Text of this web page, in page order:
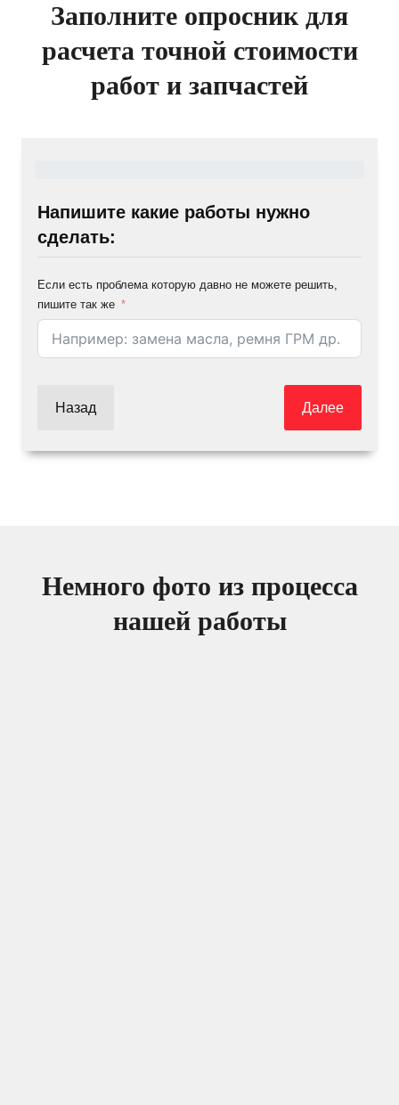
Заполните опросник для
расчета точной стоимости
работ и запчастей
Напишите какие работы нужно
сделать:
Если есть проблема которую давно не можете решить,
пишите так же
Назад Далее
Немного фото из процесса
нашей работы